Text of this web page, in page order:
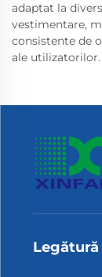
adaptat la
vestimentare,
consistente de
ale utilizatorilor.
Legătură